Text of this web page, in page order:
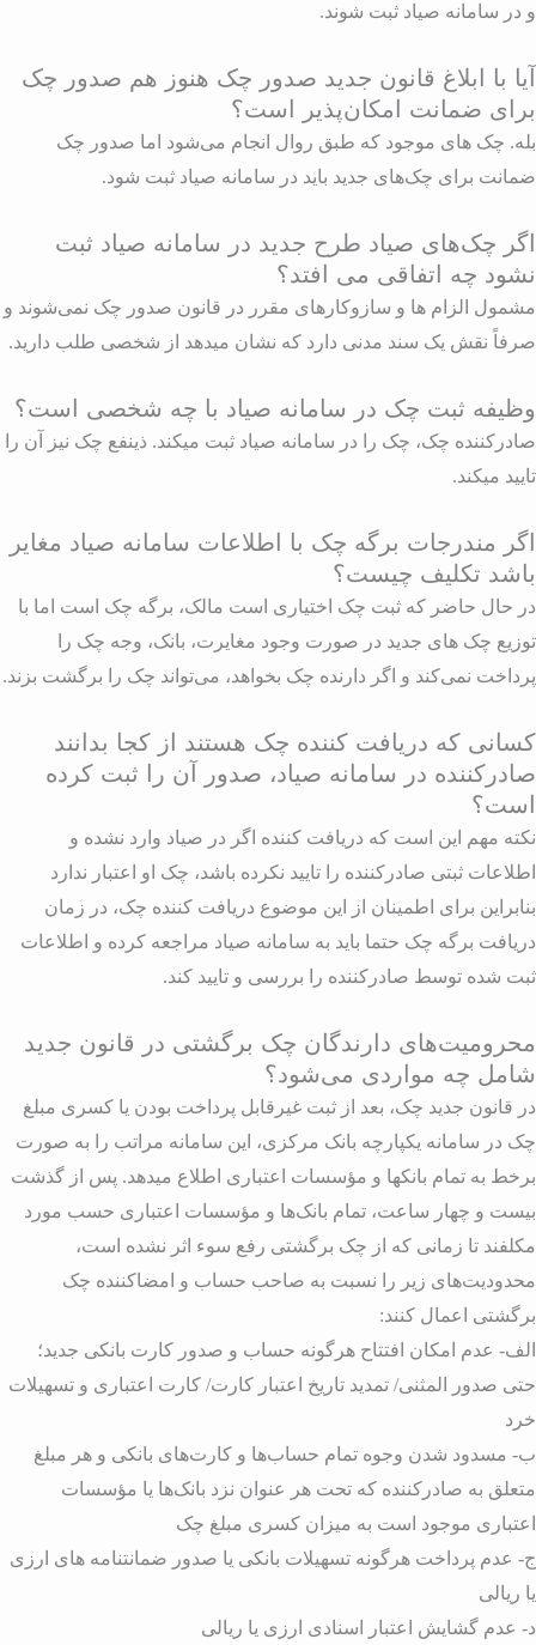
در سامانه صیاد ثبت شوند.
با ابلاغ قانون جدید صدور چک هنوز هم صدور چک
ضمانت امکان‌پذیر است؟
چک های موجود که طبق روال انجام می‌شود اما صدور چک
برای چک‌های جدید باید در سامانه صیاد ثبت شود.
چک‌های صیاد طرح جدید در سامانه صیاد ثبت
چه اتفاقی می افتد؟
الزام ها و سازوکارهای مقرر در قانون صدور چک نمی‌شوند و
نقش یک سند مدنی دارد که نشان میدهد از شخصی طلب دارید.
ثبت چک در سامانه صیاد با چه شخصی است؟
چک، چک را در سامانه صیاد ثبت میکند. ذینفع چک نیز آن را
میکند.
مندرجات برگه چک با اطلاعات سامانه صیاد مغایر
تکلیف چیست؟
حال حاضر که ثبت چک اختیاری است مالک، برگه چک است اما با
چک های جدید در صورت وجود مغایرت، بانک، وجه چک را
نمی‌کند و اگر دارنده چک بخواهد، می‌تواند چک را برگشت بزند.
که دریافت کننده چک هستند از کجا بدانند
در سامانه صیاد، صدور آن را ثبت کرده
مهم این است که دریافت کننده اگر در صیاد وارد نشده و
ثبتی صادرکننده را تایید نکرده باشد، چک او اعتبار ندارد
برای اطمینان از این موضوع دریافت کننده چک، در زمان
برگه چک حتما باید به سامانه صیاد مراجعه کرده و اطلاعات
شده توسط صادرکننده را بررسی و تایید کند.
دارندگان چک برگشتی در قانون جدید
چه مواردی می‌شود؟
قانون جدید چک، بعد از ثبت غیرقابل پرداخت بودن یا کسری مبلغ
در سامانه یکپارچه بانک مرکزی، این سامانه مراتب را به صورت
به تمام بانکها و مؤسسات اعتباری اطلاع میدهد. پس از گذشت
و چهار ساعت، تمام بانک‌ها و مؤسسات اعتباری حسب مورد
تا زمانی که از چک برگشتی رفع سوء اثر نشده است،
زیر را نسبت به صاحب حساب و امضاکننده چک
اعمال کنند:
عدم امکان افتتاح هرگونه حساب و صدور کارت بانکی جدید؛
صدور المثنی/ تمدید تاریخ اعتبار کارت/ کارت اعتباری و تسهیلات
مسدود شدن وجوه تمام حساب‌ها و کارت‌های بانکی و هر مبلغ
به صادرکننده که تحت هر عنوان نزد بانک‌ها یا مؤسسات
موجود است به میزان کسری مبلغ چک
عدم پرداخت هرگونه تسهیلات بانکی یا صدور ضمانتنامه های ارزی
ریالی
عدم گشایش اعتبار اسنادی ارزی یا ریالی